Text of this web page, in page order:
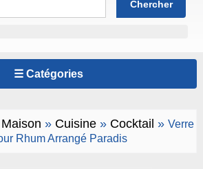
☰ Catégories
» Cuisine» Cocktail » Verre
Rhum Arrangé Paradis